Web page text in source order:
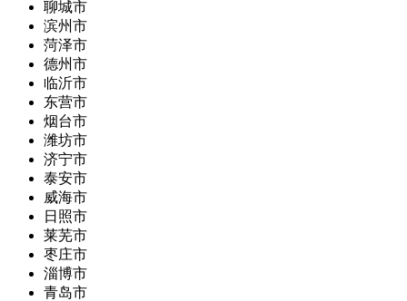
聊城市
滨州市
菏泽市
德州市
临沂市
东营市
烟台市
潍坊市
济宁市
泰安市
威海市
日照市
莱芜市
枣庄市
淄博市
青岛市